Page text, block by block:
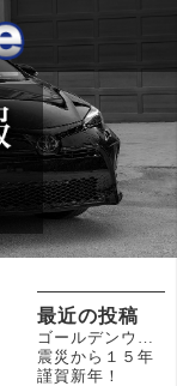
最近の投稿
震災から１５年
謹賀新年！